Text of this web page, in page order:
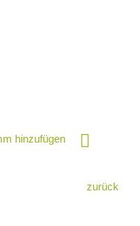
hinzufügen
zurück